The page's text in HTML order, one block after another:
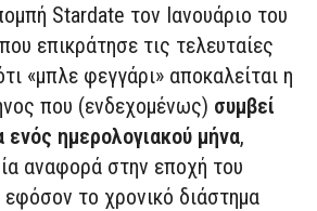
Stardate τον Ιανουάριο του
επικράτησε τις τελευταίες
«μπλε φεγγάρι» αποκαλείται η
που (ενδεχομένως) συμβεί
ενός ημερολογιακού μήνα,
αναφορά στην εποχή του
το χρονικό διάστημα